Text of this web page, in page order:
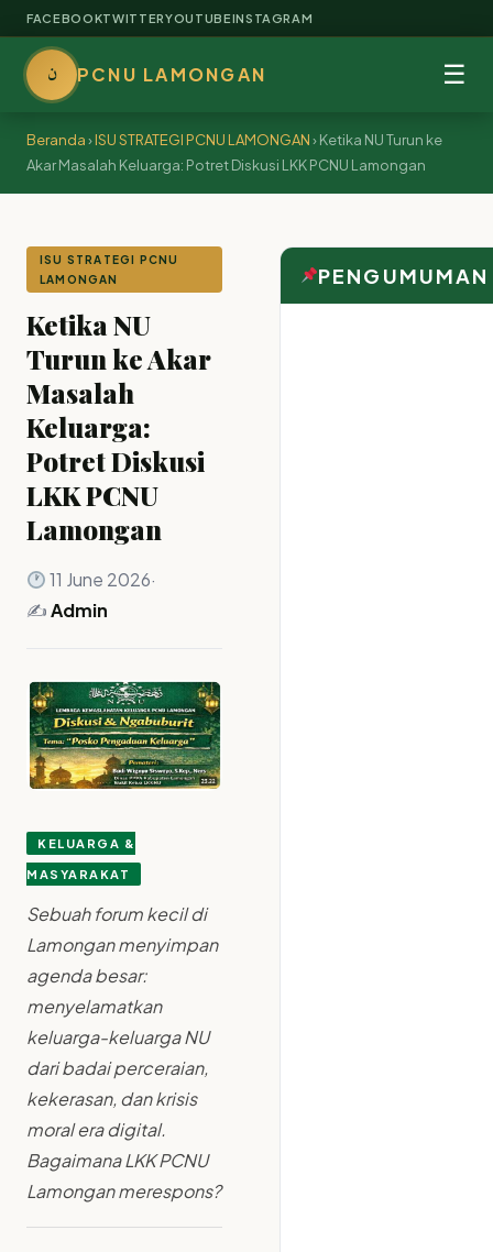
FACEBOOKTWITTERYOUTUBEINSTAGRAM
ن PCNU LAMONGAN ☰
Beranda›ISU STRATEGI PCNU LAMONGAN›Ketika NU Turun ke
Akar Masalah Keluarga: Potret Diskusi LKK PCNU Lamongan
ISU STRATEGI PCNU
LAMONGAN
Ketika NU
Turun ke Akar
Masalah
Keluarga:
Potret Diskusi
LKK PCNU
Lamongan
11 June 2026·
✍️Admin
KELUARGA &
MASYARAKAT
Sebuah forum kecil di
Lamongan menyimpan
agenda besar:
menyelamatkan
keluarga-keluarga NU
dari badai perceraian,
kekerasan, dan krisis
moral era digital.
Bagaimana LKK PCNU
Lamongan merespons?
PENGUMUMAN